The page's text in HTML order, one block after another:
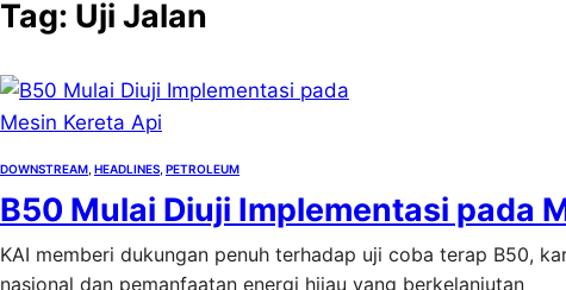
Tag: Uji Jalan
DOWNSTREAM HEADLINES PETROLEUM
B50 Mulai Diuji Implementasi pada
KAI memberi dukungan penuh terhadap uji coba terap B50,
nasional dan pemanfaatan energi hijau yang berkelanjutan